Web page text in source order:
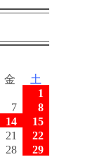
金
土
1
7
8
14
15
21
22
28
29